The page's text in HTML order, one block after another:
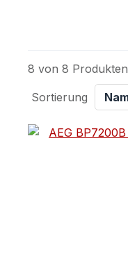
8 von 8 Produkten
Sortierung